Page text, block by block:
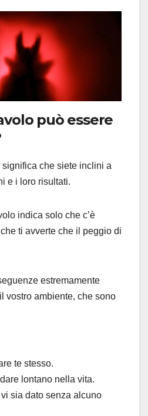
può essere
significa che siete inclini a
e i loro risultati.
indica solo che c’è
ti avverte che il peggio di
estremamente
vostro ambiente, che sono
te stesso.
lontano nella vita.
sia dato senza alcuno